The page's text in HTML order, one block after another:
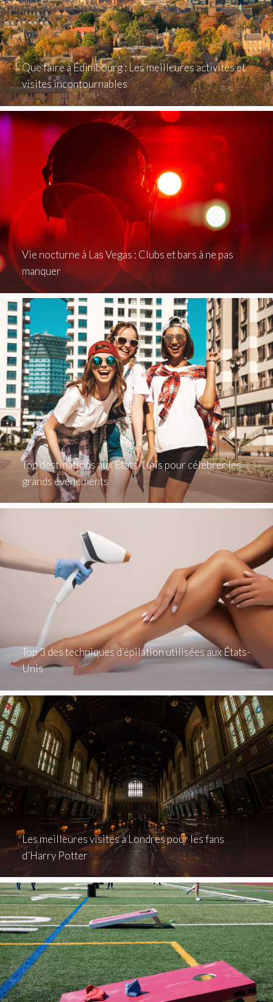
Que faire à Édimbourg : Les meilleures activités et
visites incontournables
Vie nocturne à Las Vegas : Clubs et bars à ne pas
manquer
Top destinations aux États-Unis pour célébrer les
grands événements
Top 3 des techniques d’épilation utilisées aux États-
Unis
Les meilleures visites à Londres pour les fans
d’Harry Potter